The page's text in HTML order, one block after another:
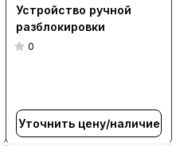
Устройство ручной
разблокировки
0
Уточнить цену/наличие